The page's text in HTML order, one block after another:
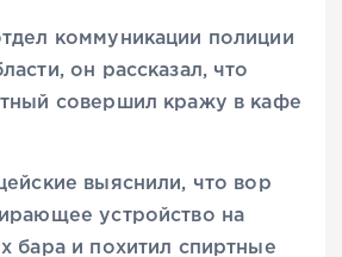
коммуникации полиции
он рассказал, что
совершил кражу в кафе
выяснили, что вор
устройство на
бара и похитил спиртные